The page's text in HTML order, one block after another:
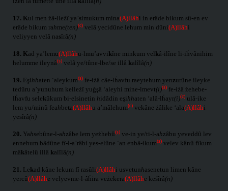
17. Kul men żâ-lleżî ya’simukum mina(A)llâhi in erâde bikum sû-en ev
erâde bikum rahme(ten)(c)velâ yecidûne lehum min dûni(A)llâhi
veliyyen velâ nasîrâ(n)
18. Kad ya’lemu(A)llâhu-lmu’avvi kîne minkum vel kâ-ilîne li-iḣvânihim
helumme ileynâ(s)velâ ye/tûne-lbe/se illâ kalîlâ(n)
19. Eşi hhaten ‘aleykum(s)fe-iżâ câe-lḣavfu raeytehum yenzurûne ileyke
tedûru a’yunuhum kelleżî yuġşâ ‘aleyhi mine-lmevt(i)(s)fe-iżâ żehebe-
lḣavfu selekûkum bi-elsinetin hidâdin eşi hhaten ‘alâ-lḣayr(i)(c)ulâ-ike
lem yu/minû feahbeta(A)llâhu a’mâlehum(c)vekâne żâlike ‘ala(A)llâhi
yesîrâ(n)
20. Yahsebûne-l-ahzâbe lem yeżhebû(s)ve-in ye/ti-l-ahzâbu yeveddû lev
ennehum bâdûne fî-l-a’râbi yes-elûne ‘an enbâ-ikum(s)velev kânû fîkum
mâkâtelû illâ kalîlâ(n)
21. Lekad kâne lekum fî rasûli(A)llâhi usvetunhasenetun limen kâne
yercû(A)llâhe velyevme-l-âḣira veżekera(A)llâhe keśîrâ(n)